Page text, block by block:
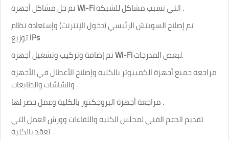
تم حل مشاكل أجهزةWi-Fiالتي تسبب مشاكل للشبكة.
تم إصلاح السويتش الرئيسي (دخول الإنترنت) وإستعادة نظام
توزيعIPs
تم إضافة وتركيب وتشغيل أجهزةWi-Fiلبعض المدرجات.
مراجعة جميع أجهزة الكمبيوتر بالكلية وإصلاح الأعطال في الأجهزة
والشاشات والطابعات.
مراجعة أجهزة البروجكتور بالكلية وعمل حصر لها.
تقديم الدعم الفني لمجلس الكلية واللقاءات وورش العمل التي
تعقد بالكلية.